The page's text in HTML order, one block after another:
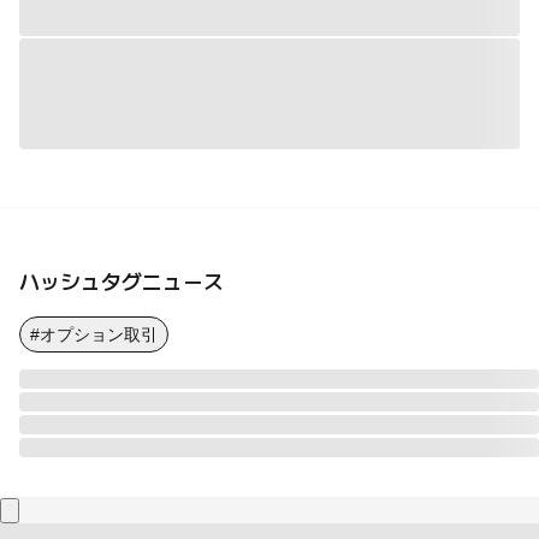
ハッシュタグニュース
#オプション取引